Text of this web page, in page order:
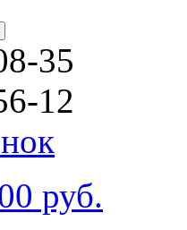
35
12
руб.